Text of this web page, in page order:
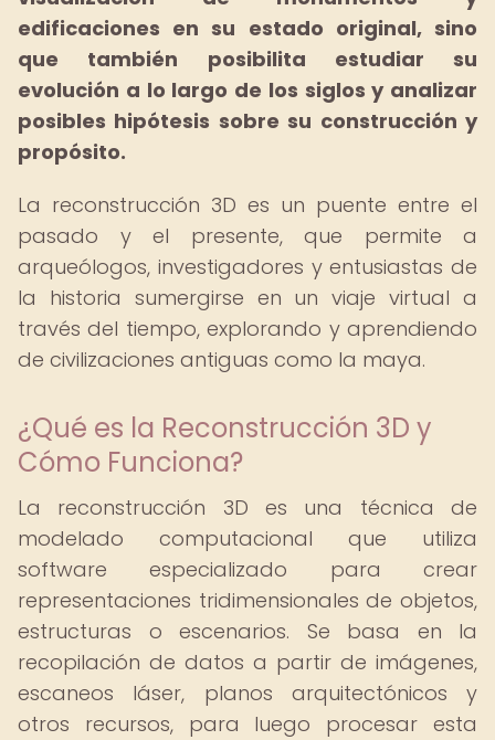
edificaciones en su estado original, sino
que también posibilita estudiar su
evolución a lo largo de los siglos y analizar
posibles hipótesis sobre su construcción y
propósito.
La reconstrucción 3D es un puente entre el
pasado y el presente, que permite a
arqueólogos, investigadores y entusiastas de
la historia sumergirse en un viaje virtual a
través del tiempo, explorando y aprendiendo
de civilizaciones antiguas como la maya.
¿Qué es la Reconstrucción 3D y
Cómo Funciona?
La reconstrucción 3D es una técnica de
modelado computacional que utiliza
software especializado para crear
representaciones tridimensionales de objetos,
estructuras o escenarios. Se basa en la
recopilación de datos a partir de imágenes,
escaneos láser, planos arquitectónicos y
otros recursos, para luego procesar esta